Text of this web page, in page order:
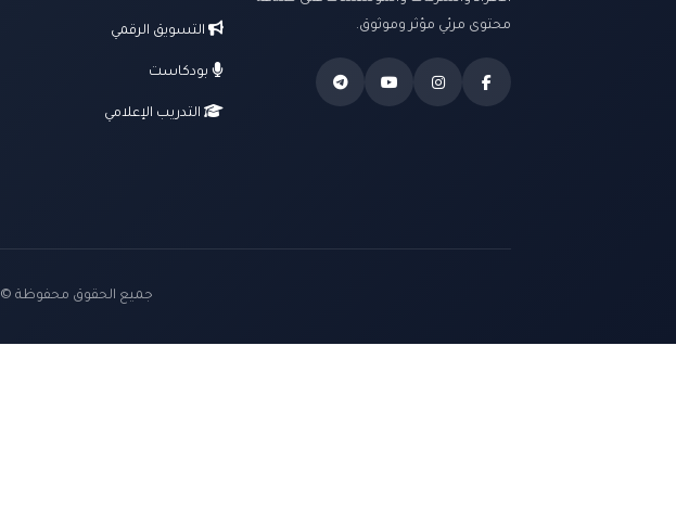
محتوى مرئي مؤثر وموثوق.
التسويق الرقمي
بودكاست
التدريب الإعلامي
جميع الحقوق محفوظة © 2026 شركة الجوهرة للإنتاج الفني والإعلامي